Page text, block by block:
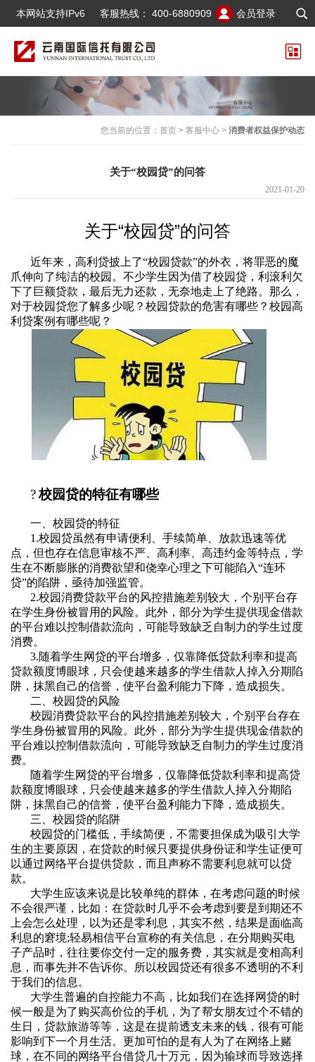
会员登录
客服热线： 400-6880909
本网站支持IPv6
您当前的位置： 首页 > 客服中心 > 消费者权益保护动态
关于“校园贷”的问答
2021-01-20
关于“校园贷”的问答
近年来，高利贷披上了“校园贷款”的外衣，将罪恶的魔
爪伸向了纯洁的校园。不少学生因为借了校园贷，利滚利欠
下了巨额贷款，最后无力还款，无奈地走上了绝路。那么，
对于校园贷您了解多少呢？校园贷款的危害有哪些？校园高
利贷案例有哪些呢？
?校园贷的特征有哪些
一、校园贷的特征
1.校园贷虽然有申请便利、手续简单、放款迅速等优
点，但也存在信息审核不严、高利率、高违约金等特点，学
生在不断膨胀的消费欲望和侥幸心理之下可能陷入“连环
贷”的陷阱，亟待加强监管。
2.校园消费贷款平台的风控措施差别较大，个别平台存
在学生身份被冒用的风险。此外，部分为学生提供现金借款
的平台难以控制借款流向，可能导致缺乏自制力的学生过度
消费。
3.随着学生网贷的平台增多，仅靠降低贷款利率和提高
贷款额度博眼球，只会使越来越多的学生借款人掉入分期陷
阱，抹黑自己的信誉，使平台盈利能力下降，造成损失。
二、校园贷的风险
校园消费贷款平台的风控措施差别较大，个别平台存在
学生身份被冒用的风险。此外，部分为学生提供现金借款的
平台难以控制借款流向，可能导致缺乏自制力的学生过度消
费。
随着学生网贷的平台增多，仅靠降低贷款利率和提高贷
款额度博眼球，只会使越来越多的学生借款人掉入分期陷
阱，抹黑自己的信誉，使平台盈利能力下降，造成损失。
三、校园贷的陷阱
校园贷的门槛低，手续简便，不需要担保成为吸引大学
生的主要原因，在贷款的时候只要提供身份证和学生证便可
以通过网络平台提供贷款，而且声称不需要利息就可以贷
款。
大学生应该来说是比较单纯的群体，在考虑问题的时候
不会很严谨，比如：在贷款时几乎不会考虑到要是到期还不
上会怎么处理，以为还是零利息，其实不然，结果是面临高
利息的窘境;轻易相信平台宣称的有关信息，在分期购买电
子产品时，往往要你交付一定的服务费，其实就是变相高利
息，而事先并不告诉你。所以校园贷还有很多不透明的不利
于我们的信息。
大学生普遍的自控能力不高，比如我们在选择网贷的时
候一般是为了购买高价位的手机，为了帮女朋友过个不错的
生日，贷款旅游等等，这是在提前透支未来的钱，很有可能
影响到下一个月生活。更加可怕的是有人为了在网络上赌
球，在不同的网络平台借贷几十万元，因为输球而导致选择